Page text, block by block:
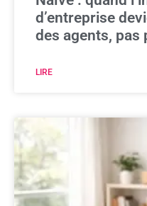
d’entreprise
des agents, pas
LIRE